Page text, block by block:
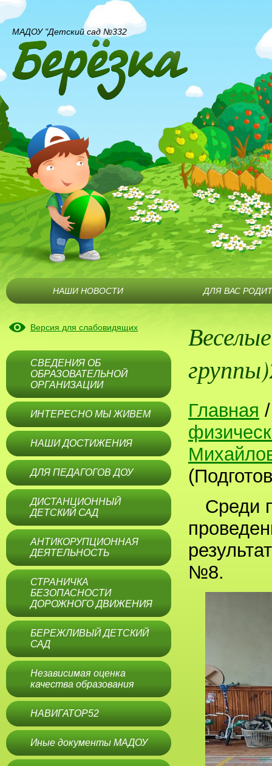
Версия для слабовидящих
СВЕДЕНИЯ ОБ
ОБРАЗОВАТЕЛЬНОЙ
ОРГАНИЗАЦИИ
ИНТЕРЕСНО МЫ ЖИВЕМ
НАШИ ДОСТИЖЕНИЯ
ДЛЯ ПЕДАГОГОВ ДОУ
ДИСТАНЦИОННЫЙ
ДЕТСКИЙ САД
АНТИКОРУПЦИОННАЯ
ДЕЯТЕЛЬНОСТЬ
СТРАНИЧКА
БЕЗОПАСНОСТИ
ДОРОЖНОГО ДВИЖЕНИЯ
БЕРЕЖЛИВЫЙ ДЕТСКИЙ
САД
Независимая оценка
качества образования
НАВИГАТОР52
Иные документы МАДОУ
Главная
Среди
№8.
МАДОУ "Детский сад №332
НАШИ НОВОСТИ ДЛЯ ВАС